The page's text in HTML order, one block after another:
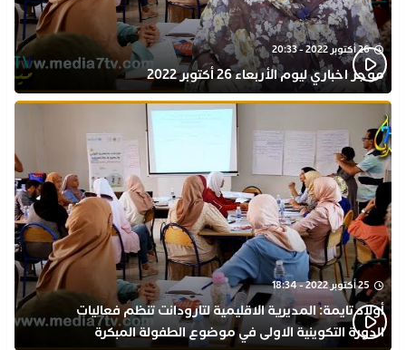
26 أكتوبر 2022 - 20:33
موجز اخباري ليوم الأربعاء 26 أكتوبر 2022
25 أكتوبر 2022 - 18:34
أولاد تايمة: المديرية الاقليمية لتارودانت تنظم فعاليات
الدورة التكوينية الاولى في موضوع الطفولة المبكرة